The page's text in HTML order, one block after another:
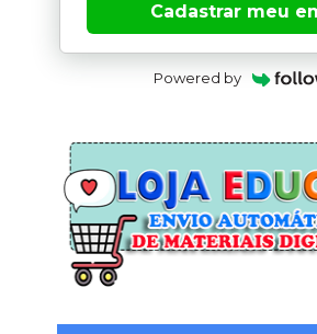
Cadastrar meu
Powered by